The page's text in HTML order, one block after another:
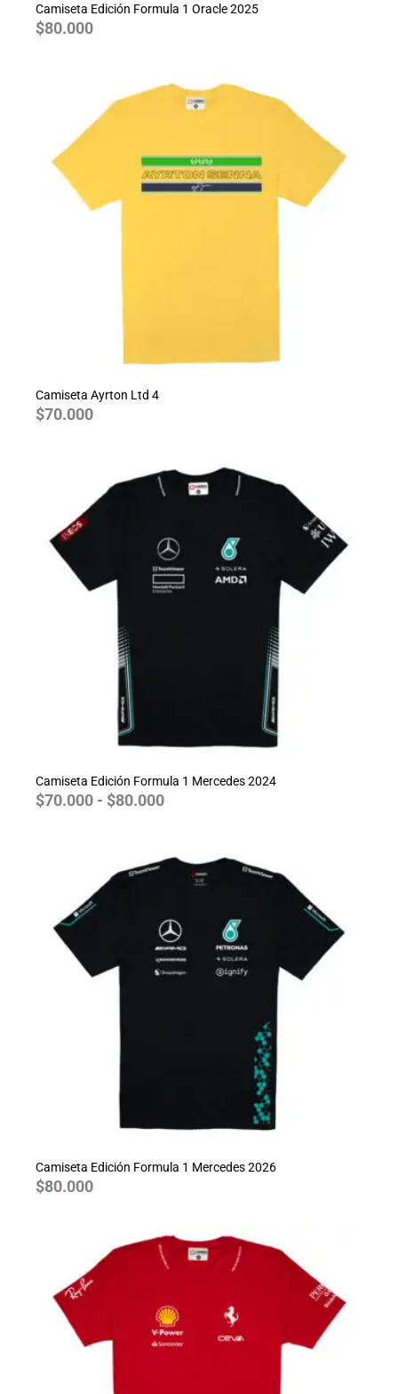
Camiseta Edición Formula 1 Oracle 2025
$80.000
Camiseta Ayrton Ltd 4
$70.000
Camiseta Edición Formula 1 Mercedes 2024
$70.000 - $80.000
de
precios:
hasta
$80.000
Camiseta Edición Formula 1 Mercedes 2026
$80.000
de
precios:
$70.000
hasta
$80.000